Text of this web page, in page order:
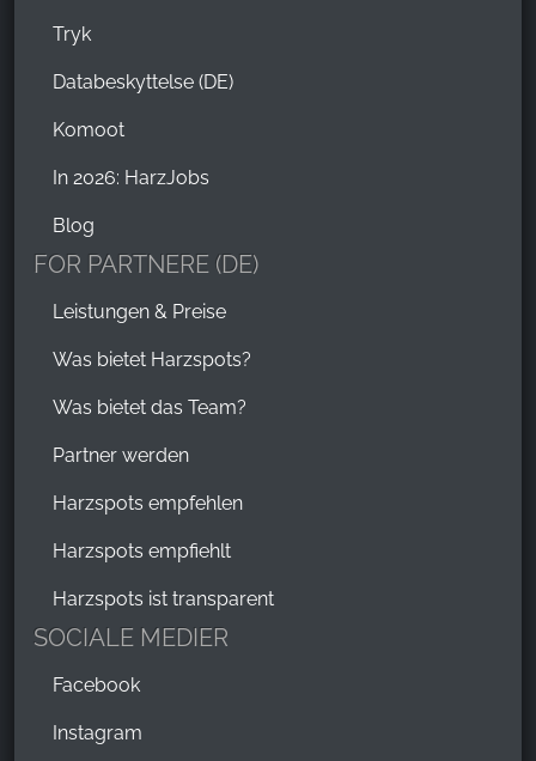
Tryk
Databeskyttelse (DE)
Komoot
In 2026: HarzJobs
Blog
FOR PARTNERE (DE)
Leistungen & Preise
Was bietet Harzspots?
Was bietet das Team?
Partner werden
Harzspots empfehlen
Harzspots empfiehlt
Harzspots ist transparent
SOCIALE MEDIER
Facebook
Instagram